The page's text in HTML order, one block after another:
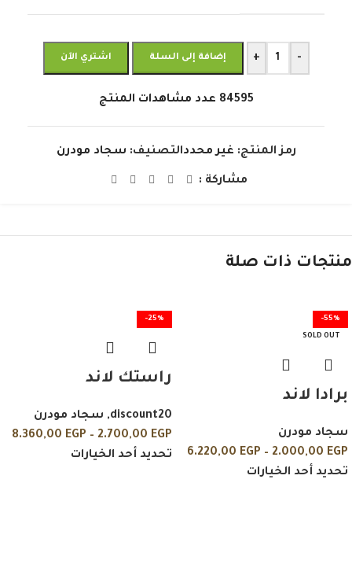
-
+ إضافة إلى السلة اشتري الآن
84595 عدد مشاهدات المنتج
رمز المنتج: غير محددالتصنيف: سجاد مودرن
مشاركة :
منتجات ذات صلة
-55%
SOLD OUT
برادا لاند
سجاد مودرن
2.000,00 EGP
–
6.220,00 EGP
تحديد أحد الخيارات
-25%
راستك لاند
discount20
, سجاد مودرن
2.700,00 EGP
–
8.360,00 EGP
تحديد أحد الخيارات